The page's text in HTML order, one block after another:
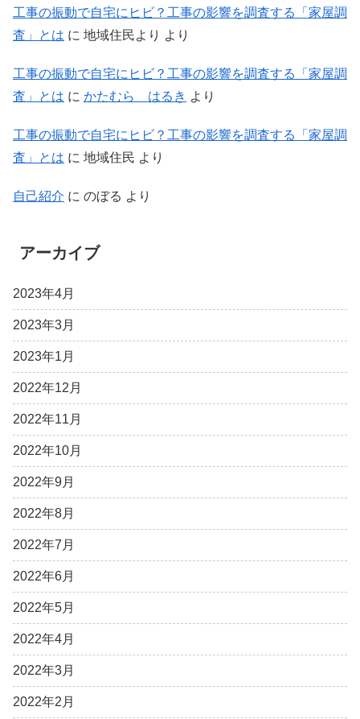
工事の振動で自宅にヒビ？工事の影響を調査する「家屋調
査」とは に 地域住民より より
工事の振動で自宅にヒビ？工事の影響を調査する「家屋調
査」とは に かたむら はるき より
工事の振動で自宅にヒビ？工事の影響を調査する「家屋調
査」とは に 地域住民 より
自己紹介 に のぼる より
アーカイブ
2023年4月
2023年3月
2023年1月
2022年12月
2022年11月
2022年10月
2022年9月
2022年8月
2022年7月
2022年6月
2022年5月
2022年4月
2022年3月
2022年2月